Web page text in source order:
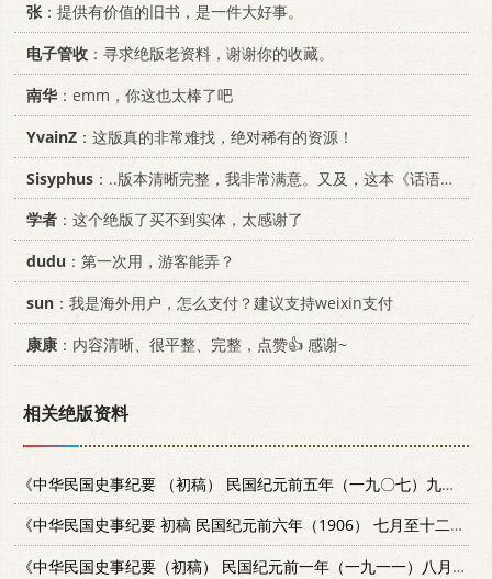
张：提供有价值的旧书，是一件大好事。
电子管收 ：寻求绝版老资料，谢谢你的收藏。
南华：emm，你这也太棒了吧
YvainZ ：这版真的非常难找，绝对稀有的资源！
Sisyphus ：..版本清晰完整，我非常满意。又及，这本《话语的真相》...
学者 ：这个绝版了买不到实体，太感谢了
dudu ：第一次用，游客能弄？
sun ：我是海外用户，怎么支付？建议支持weixin支付
康康 ：内容清晰、很平整、完整，点赞👍 感谢~
相关绝版资料
《中华民国史事纪要 （初稿） 民国纪元前五年（一九〇七）九月至12月》
《中华民国史事纪要 初稿 民国纪元前六年（1906） 七月至十二月》
《中华民国史事纪要（初稿） 民国纪元前一年（一九一一）八月至九月》